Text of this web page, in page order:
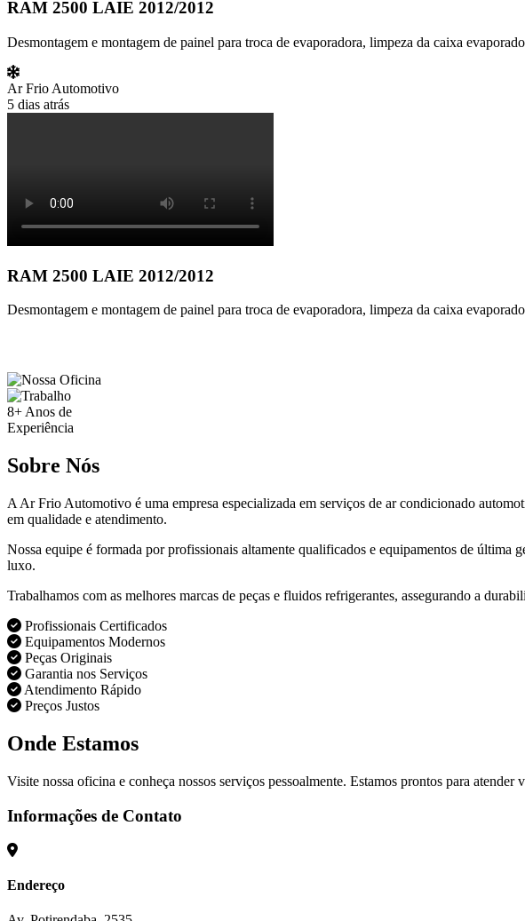
RAM 2500 LAIE 2012/2012
Desmontagem e montagem de painel para troca de evaporadora, limpeza da caixa
Ar Frio Automotivo
5 dias atrás
RAM 2500 LAIE 2012/2012
Desmontagem e montagem de painel para troca de evaporadora, limpeza da caixa
8+Anos de
Experiência
Sobre Nós
A Ar Frio Automotivo é uma empresa especializada em serviços de ar condicionado
em qualidade e atendimento.
Nossa equipe é formada por profissionais altamente qualificados e equipamentos de última
luxo.
Trabalhamos com as melhores marcas de peças e fluidos refrigerantes, assegurando a
Profissionais Certificados
Equipamentos Modernos
Peças Originais
Garantia nos Serviços
Atendimento Rápido
Preços Justos
Onde Estamos
Visite nossa oficina e conheça nossos serviços pessoalmente. Estamos prontos para atender
Informações de Contato
Endereço